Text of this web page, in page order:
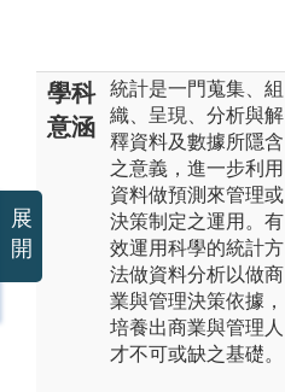
學科
意涵
統計是一門蒐集、組
織、呈現、分析與解
釋資料及數據所隱含
之意義，進一步利用
資料做預測來管理或
決策制定之運用。有
效運用科學的統計方
法做資料分析以做商
業與管理決策依據，
培養出商業與管理人
才不可或缺之基礎。
展
開